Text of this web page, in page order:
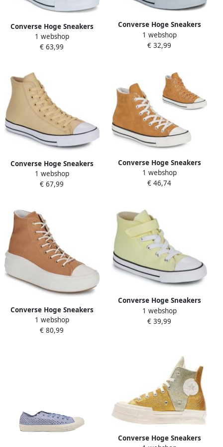
Converse Hoge Sneakers
CHUCK TAYLOR ALL STAR
EMBROIDERED STARS
1 webshop
€ 63,99
Converse Hoge Sneakers
CHUCK TAYLOR ALL STAR
EASY ON
1 webshop
€ 32,99
Converse Hoge Sneakers
CHUCK TAYLOR ALL STAR
LEATHER
1 webshop
€ 67,99
Converse Hoge Sneakers
CHUCK TAYLOR ALL STAR
1 webshop
€ 46,74
Converse Hoge Sneakers
CHUCK TAYLOR ALL STAR
MOVE PLATFORM
1 webshop
€ 80,99
Converse Hoge Sneakers
CHUCK TAYLOR ALL STAR
EASY ON
1 webshop
€ 39,99
Converse Hoge Sneakers